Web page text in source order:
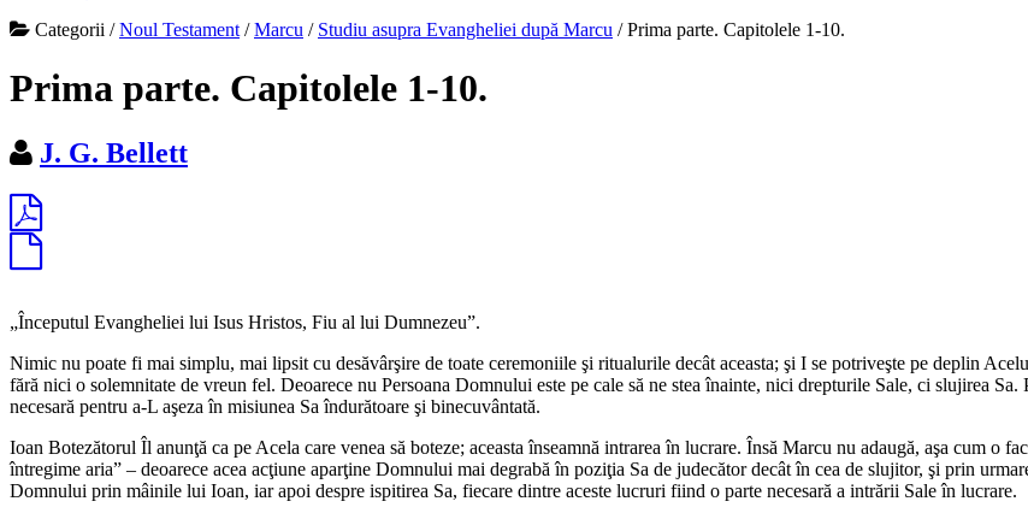
Categorii /Noul Testament /Marcu / Studiu asupra Evangheliei după Marcu /Prima parte. Capitolele 1-10.
Prima parte. Capitolele 1-10.
J. G. Bellett
„Începutul Evangheliei lui Isus Hristos, Fiu al lui Dumnezeu”.
Nimic nu poate fi mai simplu, mai lipsit cu desăvârşire de toate ceremoniile şi ritualurile decât aceasta; şi I se potriveşte pe deplin
fără nici o solemnitate de vreun fel. Deoarece nu Persoana Domnului este pe cale să ne stea înainte, nici drepturile Sale, ci slujirea
necesară pentru a-L aşeza în misiunea Sa îndurătoare şi binecuvântată.
Ioan Botezătorul Îl anunţă ca pe Acela care venea să boteze; aceasta înseamnă intrarea în lucrare. Însă Marcu nu adaugă, aşa cum o
întregime aria” – deoarece acea acţiune aparţine Domnului mai degrabă în poziţia Sa de judecător decât în cea de slujitor, şi prin
Domnului prin mâinile lui Ioan, iar apoi despre ispitirea Sa, fiecare dintre aceste lucruri fiind o parte necesară a intrării Sale în lucrare.